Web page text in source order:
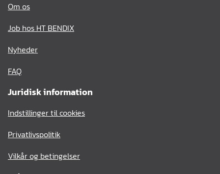
Om os
Job hos HT BENDIX
Nyheder
FAQ
Juridisk information
Indstillinger til cookies
Privatlivspolitik
Vilkår og betingelser